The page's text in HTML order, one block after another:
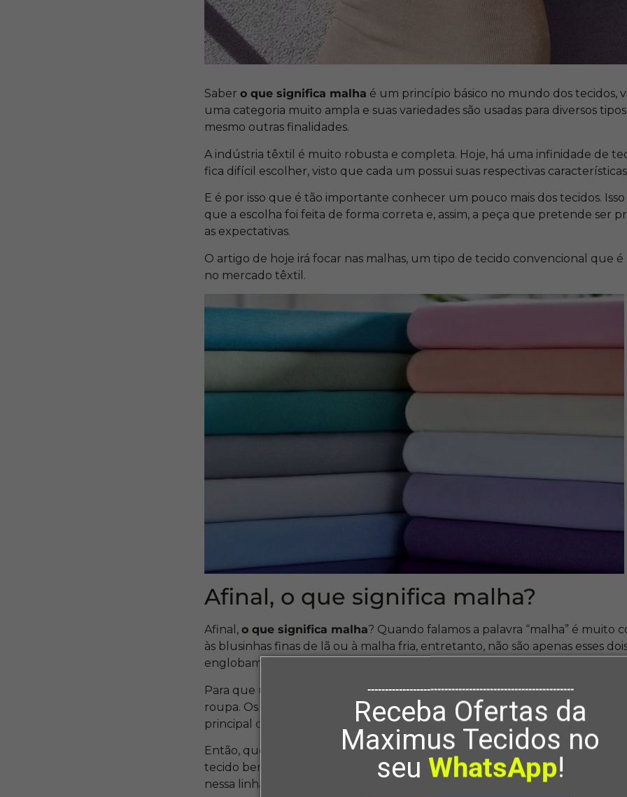
-----------------------------------------------------------
Receba Ofertas da
Maximus Tecidos no
seu WhatsApp!
Sabero que significa malha é um princípio básico no mundo dos tecidos,
uma categoria muito ampla e suas variedades são usadas para diversos
mesmo outras finalidades.
A indústria têxtil é muito robusta e completa. Hoje, há uma infinidade de
fica difícil escolher, visto que cada um possui suas respectivas
E é por isso que é tão importante conhecer um pouco mais dos tecidos. Isso
que a escolha foi feita de forma correta e, assim, a peça que pretende ser
as expectativas.
O artigo de hoje irá focar nas malhas, um tipo de tecido convencional que
no mercado têxtil.
Afinal, o que significa malha?
Afinal,o que significa malha? Quando falamos a palavra “malha” é muito
às blusinhas finas de lã ou à malha fria, entretanto, não são apenas esses
englobam nesse conceito.
Para que um tecido se categorize como malha a principal diferença é a
roupa. Os tecidos tipo malha são confeccionados usualmente no sentido
principal característica do material: elasticidade.
Então, quem está em busca de malha no mercado têxtil provavelmente
tecido bem elástico. É um material muito interessante e como há grande
nessa linha é possível aplicar as malhas com diversas finalidades.